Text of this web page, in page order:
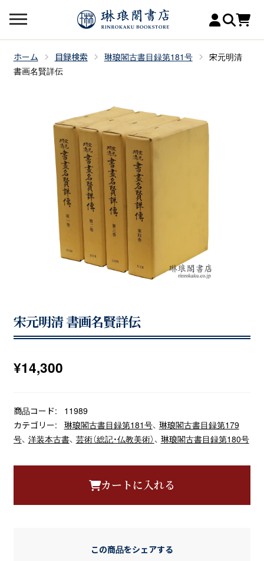
ホーム 目録検索 琳琅閣古書目録第181号
宋元明清
書画名賢詳伝
宋元明清 書画名賢詳伝
¥14,300
商品コード:
11989
カテゴリー:
琳琅閣古書目録第181号、 琳琅閣古書目録第179
号、 洋装本古書、 芸術（総記・仏教美術） 、 琳琅閣古書目録第180号
カートに入れる
この商品をシェアする